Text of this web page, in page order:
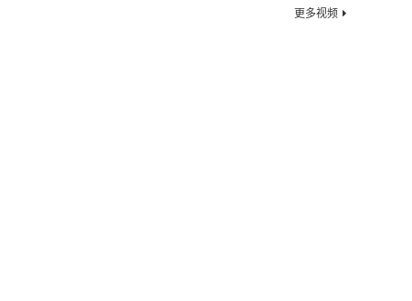
更多视频